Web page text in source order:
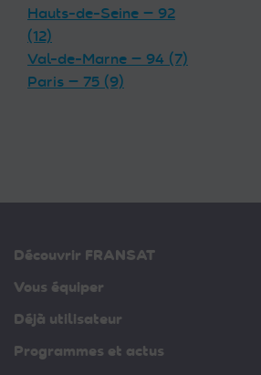
Hauts-de-Seine — 92
(12)
Val-de-Marne — 94 (7)
Paris — 75 (9)
Découvrir FRANSAT
Vous équiper
Déjà utilisateur
Programmes et actus